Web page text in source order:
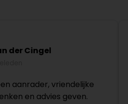
der Cingel
aanrader, vriendelijke
en advies geven.